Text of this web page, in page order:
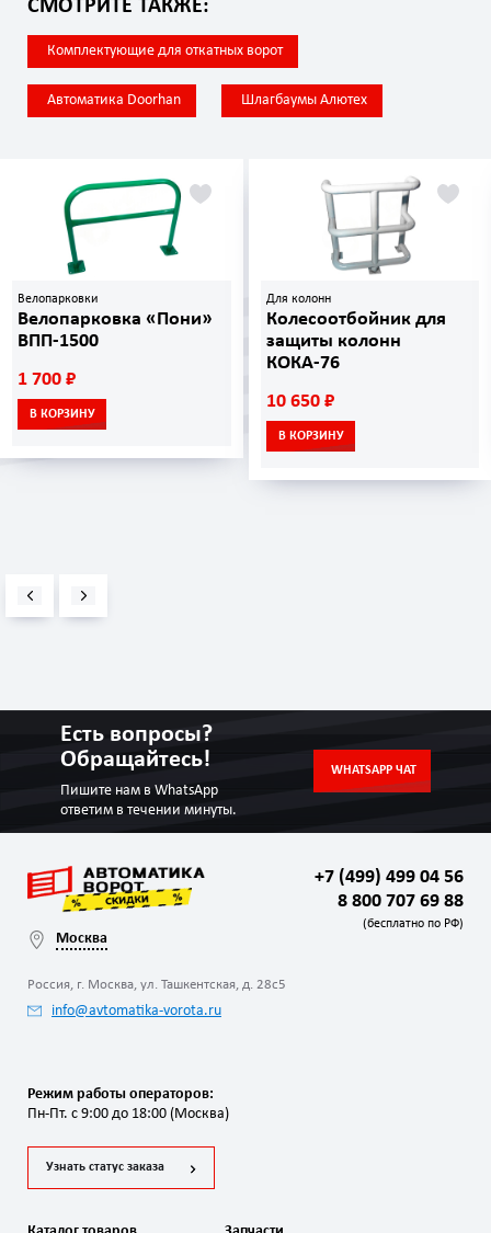
СМОТРИТЕ ТАКЖЕ:
Комплектующие для откатных ворот
Автоматика Doorhan Шлагбаумы Алютех
Велопарковки
Велопарковка «Пони»
ВПП-1500
1 700 ₽
В КОРЗИНУ
Для колонн
Колесоотбойник для
защиты колонн
КОКА-76
10 650 ₽
В КОРЗИНУ
Есть вопросы?
Обращайтесь!
Пишите нам в WhatsApp
ответим в течении минуты.
WHATSAPP ЧАТ
Москва
Россия, г. Москва, ул. Ташкентская, д. 28с5
info@avtomatika-vorota.ru
+7 (499) 499 04 56
8 800 707 69 88
(бесплатно по РФ)
Режим работы операторов:
Пн-Пт. с 9:00 до 18:00 (Москва)
Узнать статус заказа